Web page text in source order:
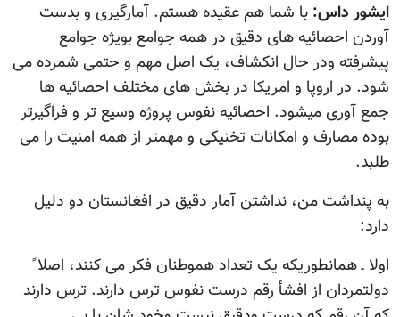
ایشور داس: با شما هم عقیده هستم. آمارگیری و بدست
آوردن احصائیه های دقیق در همه جوامع بويژه جوامع
پیشرفته ودر حال انکشاف، یک اصل مهم و حتمی شمرده می
شود. در اروپا و امریکا در بخش های مختلف احصائیه ها
جمع آوری میشود. احصائیه نفوس پروژه وسیع تر و فراگیرتر
بوده مصارف و امکانات تخنیکی و مهمتر از همه امنیت را می
طلبد.
به پنداشت من، نداشتن آمار دقیق در افغانستان دو دلیل
دارد:
اولا ـ همانطوریکه یک تعداد هموطنان فکر می کنند، اصلا ً
دولتمردان از افشأ رقم درست نفوس ترس دارند. ترس دارند